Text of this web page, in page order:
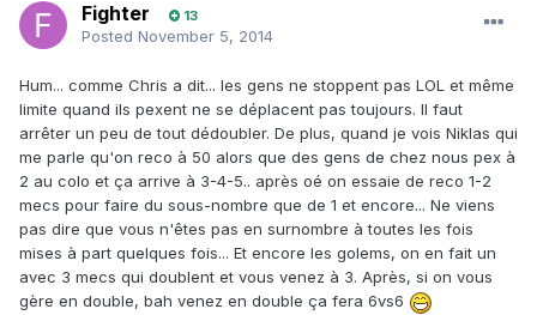
Fighter 13
Posted November 5, 2014
Hum... comme Chris a dit... les gens ne stoppent pas LOL et même
limite quand ils pexent ne se déplacent pas toujours. Il faut
arrêter un peu de tout dédoubler. De plus, quand je vois Niklas qui
me parle qu'on reco à 50 alors que des gens de chez nous pex à
2 au colo et ça arrive à 3-4-5.. après oé on essaie de reco 1-2
mecs pour faire du sous-nombre que de 1 et encore... Ne viens
pas dire que vous n'êtes pas en surnombre à toutes les fois
mises à part quelques fois... Et encore les golems, on en fait un
avec 3 mecs qui doublent et vous venez à 3. Après, si on vous
gère en double, bah venez en double ça fera 6vs6